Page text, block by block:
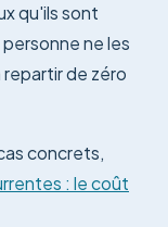
qu'ils sont
ne les
de zéro
concrets,
: le coût